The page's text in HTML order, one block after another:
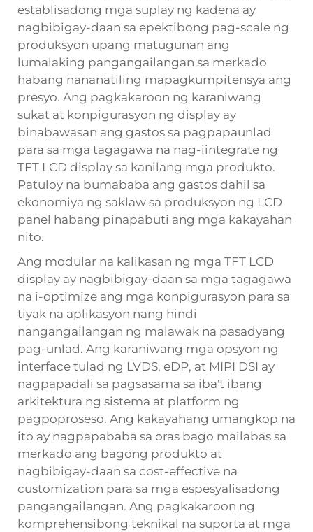
establisadong mga suplay ng kadena ay
nagbibigay-daan sa epektibong pag-scale ng
produksyon upang matugunan ang
lumalaking pangangailangan sa merkado
habang nananatiling mapagkumpitensya ang
presyo. Ang pagkakaroon ng karaniwang
sukat at konpigurasyon ng display ay
binabawasan ang gastos sa pagpapaunlad
para sa mga tagagawa na nag-iintegrate ng
TFT LCD display sa kanilang mga produkto.
Patuloy na bumababa ang gastos dahil sa
ekonomiya ng saklaw sa produksyon ng LCD
panel habang pinapabuti ang mga kakayahan
nito.
Ang modular na kalikasan ng mga TFT LCD
display ay nagbibigay-daan sa mga tagagawa
na i-optimize ang mga konpigurasyon para sa
tiyak na aplikasyon nang hindi
nangangailangan ng malawak na pasadyang
pag-unlad. Ang karaniwang mga opsyon ng
interface tulad ng LVDS, eDP, at MIPI DSI ay
nagpapadali sa pagsasama sa iba't ibang
arkitektura ng sistema at platform ng
pagpoproseso. Ang kakayahang umangkop na
ito ay nagpapababa sa oras bago mailabas sa
merkado ang bagong produkto at
nagbibigay-daan sa cost-effective na
customization para sa mga espesyalisadong
pangangailangan. Ang pagkakaroon ng
komprehensibong teknikal na suporta at mga